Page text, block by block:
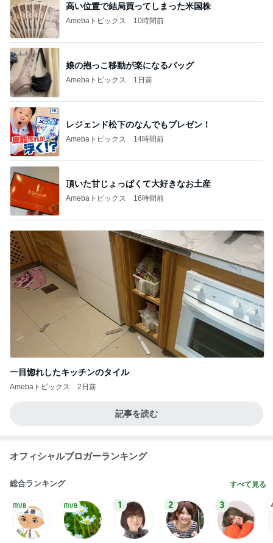
高い位置で結局買ってしまった米国株
Amebaトピックス 10時間前
娘の抱っこ移動が楽になるバッグ
Amebaトピックス 1日前
レジェンド松下のなんでもプレゼン！
Amebaトピックス 14時間前
頂いた甘じょっぱくて大好きなお土産
Amebaトピックス 16時間前
一目惚れしたキッチンのタイル
Amebaトピックス 2日前
記事を読む
オフィシャルブロガーランキング
総合ランキング すべて見る
1 2 3